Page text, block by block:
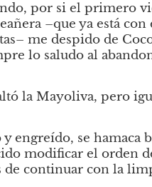
por si el primero
–que ya está
me despido de
lo saludo al
la Mayoliva, pero
engreído, se hamaca
modificar el orden
continuar con la